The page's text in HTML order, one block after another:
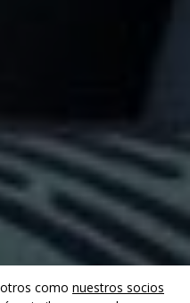
como nuestros socios